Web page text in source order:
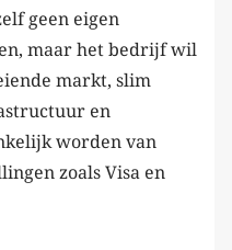
geen eigen
maar het bedrijf wil
markt, slim
en
worden van
zoals Visa en